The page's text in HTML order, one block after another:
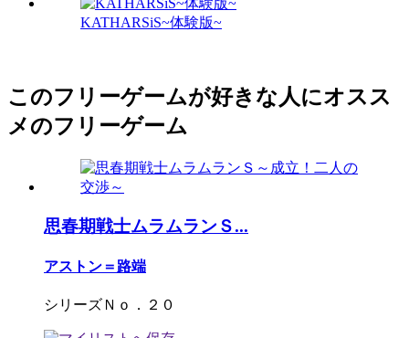
KATHARSiS~体験版~
このフリーゲームが好きな人にオスス
メのフリーゲーム
思春期戦士ムラムランＳ...
アストン＝路端
シリーズＮｏ．２０